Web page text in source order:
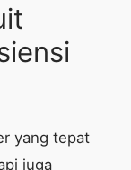
yang tepat
juga